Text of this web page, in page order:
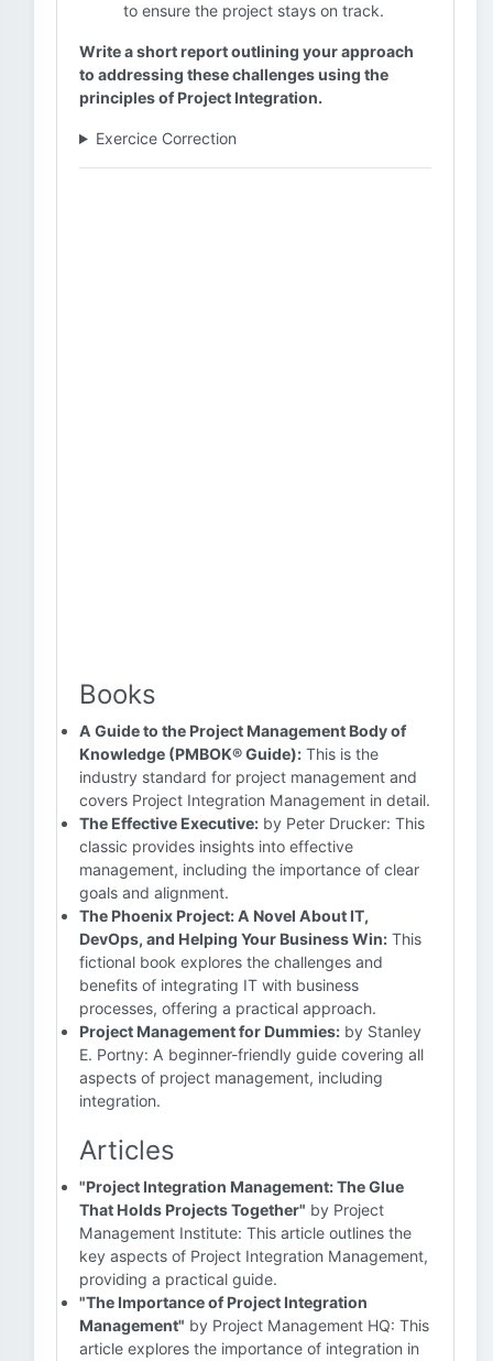
to ensure the project stays on track.
Write a short report outlining your approach
to addressing these challenges using the
principles of Project Integration.
Exercice Correction
Books
A Guide to the Project Management Body of
Knowledge (PMBOK® Guide): This is the
industry standard for project management and
covers Project Integration Management in detail.
The Effective Executive: by Peter Drucker: This
classic provides insights into effective
management, including the importance of clear
goals and alignment.
The Phoenix Project: A Novel About IT,
DevOps, and Helping Your Business Win: This
fictional book explores the challenges and
benefits of integrating IT with business
processes, offering a practical approach.
Project Management for Dummies: by Stanley
E. Portny: A beginner-friendly guide covering all
aspects of project management, including
integration.
Articles
"Project Integration Management: The Glue
That Holds Projects Together" by Project
Management Institute: This article outlines the
key aspects of Project Integration Management,
providing a practical guide.
"The Importance of Project Integration
Management" by Project Management HQ: This
article explores the importance of integration in